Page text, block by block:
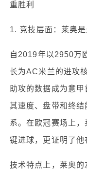
重胜利
1. 竞技层面：莱奥
自2019年以2950万
长为AC米兰的进攻
助攻的数据成为意甲
其速度、盘带和终
系。在欧冠赛场上
键进球，更证明了他
技术特点上，莱奥